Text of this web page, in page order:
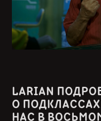
LARIAN
О
НАС В